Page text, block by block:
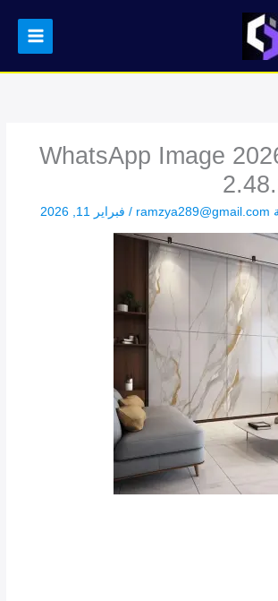
WhatsApp Image
ramzya289@gmail.com
/ فبراير 11, 2026